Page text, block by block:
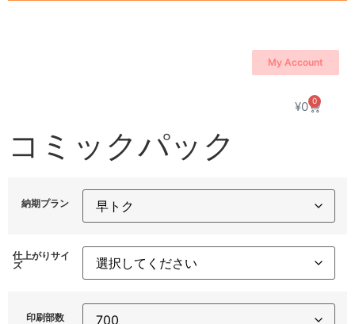
My Account
¥0 0
コミックパック
納期プラン
仕上がりサイ
ズ
印刷部数